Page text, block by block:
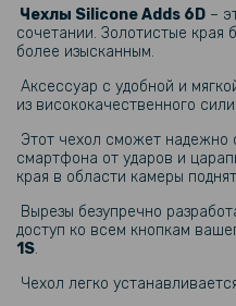
Противоударная гидрогелевая
203
239
Чехлы Silicone Adds 6D –
сочетании. Золотистые края
более изысканным.
Аксессуар с удобной и
из висококачественного
Этот чехол сможет надежно
смартфона от ударов и
края в области камеры
Вырезы безупречно
доступ ко всем кнопкам
1S.
Чехол легко